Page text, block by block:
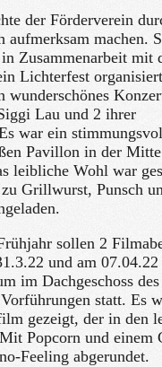
der Förderverein
machen.
Zusammenarbeit mit
Lichterfest
wunderschönes
Lau und 2 ihrer
war ein
Pavillon in der
leibliche Wohl war
Grillwurst, Punsch
sollen 2
und am
im Dachgeschoss des
statt. Es
gezeigt, der in den
Popcorn und einem
Feeling abgerundet.